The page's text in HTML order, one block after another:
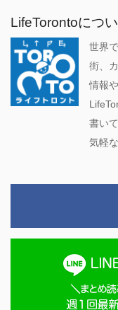
LifeTorontoにつ
世界
街、
情報
書い
気軽